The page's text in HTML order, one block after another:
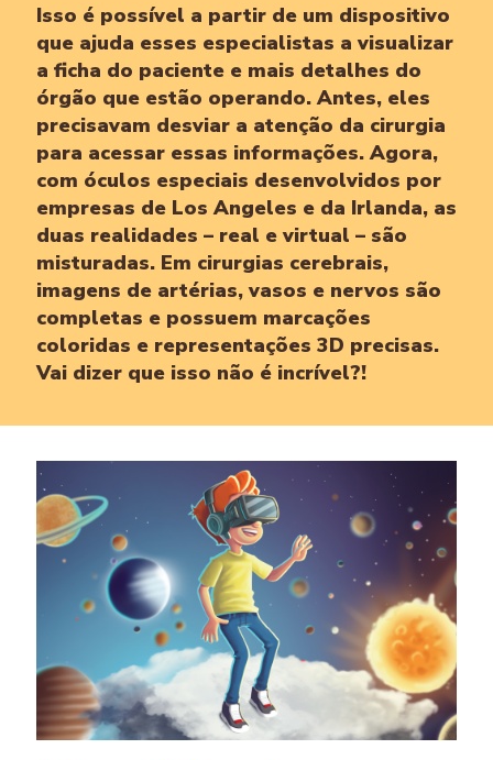
Isso é possível a partir de um dispositivo
que ajuda esses especialistas a visualizar
a ficha do paciente e mais detalhes do
órgão que estão operando. Antes, eles
precisavam desviar a atenção da cirurgia
para acessar essas informações. Agora,
com óculos especiais desenvolvidos por
empresas de Los Angeles e da Irlanda, as
duas realidades – real e virtual – são
misturadas. Em cirurgias cerebrais,
imagens de artérias, vasos e nervos são
completas e possuem marcações
coloridas e representações 3D precisas.
Vai dizer que isso não é incrível?!